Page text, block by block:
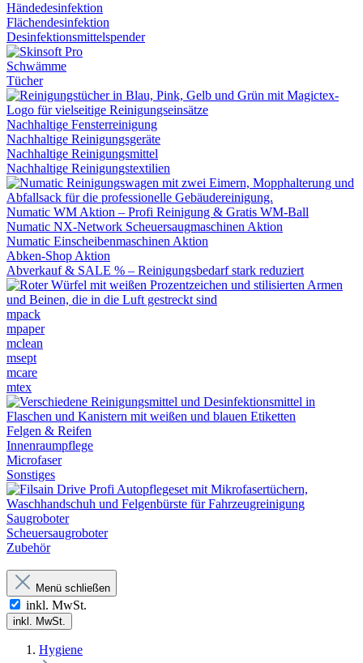
Händedesinfektion
Flächendesinfektion
Desinfektionsmittelspender
Schwämme
Tücher
Nachhaltige Fensterreinigung
Nachhaltige Reinigungsgeräte
Nachhaltige Reinigungsmittel
Nachhaltige Reinigungstextilien
Numatic WM Aktion – Profi Reinigung & Gratis WM-Ball
Numatic NX-Network Scheuersaugmaschinen Aktion
Numatic Einscheibenmaschinen Aktion
Abken-Shop Aktion
Abverkauf & SALE % – Reinigungsbedarf stark reduziert
mpack
mpaper
mclean
msept
mcare
mtex
Felgen & Reifen
Innenraumpflege
Microfaser
Sonstiges
Saugroboter
Scheuersaugroboter
Zubehör
Menü schließen
inkl. MwSt.
inkl. MwSt.
Hygiene